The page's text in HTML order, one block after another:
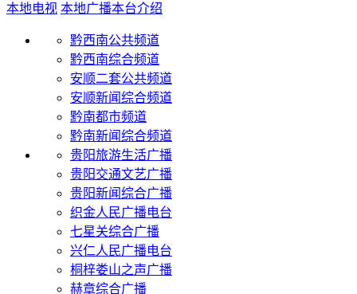
本地电视 本地广播本台介绍
黔西南公共频道
黔西南综合频道
安顺二套公共频道
安顺新闻综合频道
黔南都市频道
黔南新闻综合频道
贵阳旅游生活广播
贵阳交通文艺广播
贵阳新闻综合广播
织金人民广播电台
七星关综合广播
兴仁人民广播电台
桐梓娄山之声广播
赫章综合广播